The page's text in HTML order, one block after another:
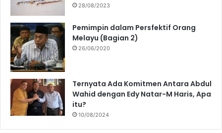
28/08/2023
Pemimpin dalam Persfektif Orang
Melayu (Bagian 2)
26/06/2020
Ternyata Ada Komitmen Antara Abdul
Wahid dengan Edy Natar-M Haris, Apa
itu?
10/08/2024